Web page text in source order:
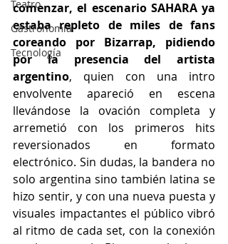
Teatro
Gastronomía
Tecnología
comenzar, el escenario SAHARA ya
estaba repleto de miles de fans
coreando por Bizarrap, pidiendo
por la presencia del artista
argentino, quien con una intro
envolvente apareció en escena
llevándose la ovación completa y
arremetió con los primeros hits
reversionados en formato
electrónico. Sin dudas, la bandera no
solo argentina sino también latina se
hizo sentir, y con una nueva puesta y
visuales impactantes el público vibró
al ritmo de cada set, con la conexión